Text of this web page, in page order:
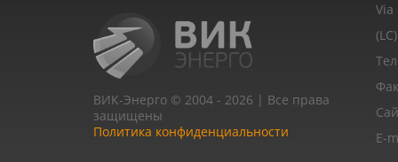
ВИК-Энерго © 2004 - 2026 | Все права
защищены
Политика конфиденциальности
Via
E-